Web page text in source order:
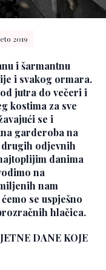
2019
i šarmantnu
i svakog ormara.
jutra do večeri i
kostima za sve
se i
garderoba na
odjevnih
danima
na
nam
se uspješno
hlačica.
DANE KOJE